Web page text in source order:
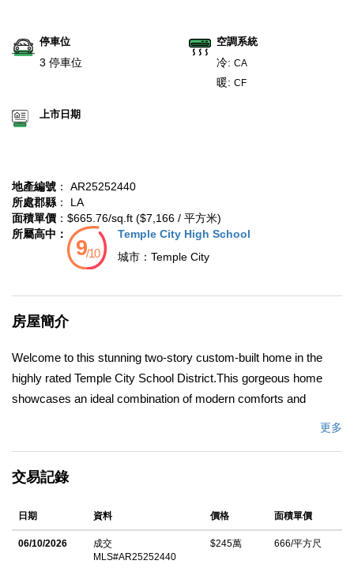
停車位
3 停車位
空調系統
冷: CA
暖: CF
上市日期
地產編號 ： AR25252440
所處郡縣 ： LA
面積單價 ：$665.76/sq.ft ($7,166 / 平方米)
所屬高中：
Temple City High School
城市： Temple City
房屋簡介
Welcome to this stunning two-story custom-built home in the
highly rated Temple City School District.This gorgeous home
showcases an ideal combination of modern comforts and
floor .Gougeous curb appeal and an excellent open floorplan.The
upward starcase creates an impressive first impression and
lead into the open living room with a custom fireplace that
connects to the formal dining room are,a creating an open and
更多
交易記錄
日期 資料 價格 面積單價
06/10/2026
成交
MLS#AR25252440
$245萬 666/平方尺